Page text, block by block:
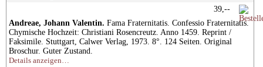
Andreae, Johann Valentin. Fama Fraternitatis. Confessio Fraternitatis.
Chymische Hochzeit: Christiani Rosencreutz. Anno 1459. Reprint /
Faksimile. Stuttgart, Calwer Verlag, 1973. 8°. 124 Seiten. Original
Broschur. Guter Zustand.
Details anzeigen…
39,--